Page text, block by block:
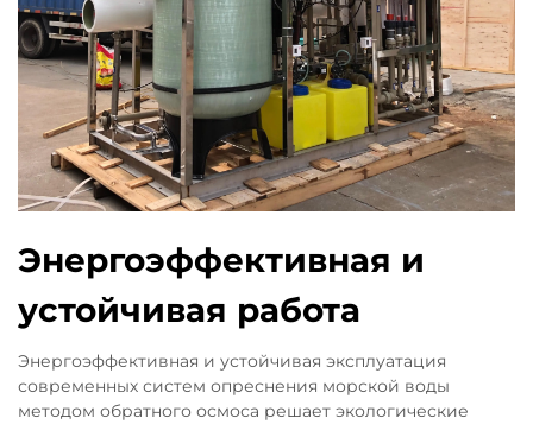
Энергоэффективная и
устойчивая работа
Энергоэффективная и устойчивая эксплуатация
современных систем опреснения морской воды
методом обратного осмоса решает экологические